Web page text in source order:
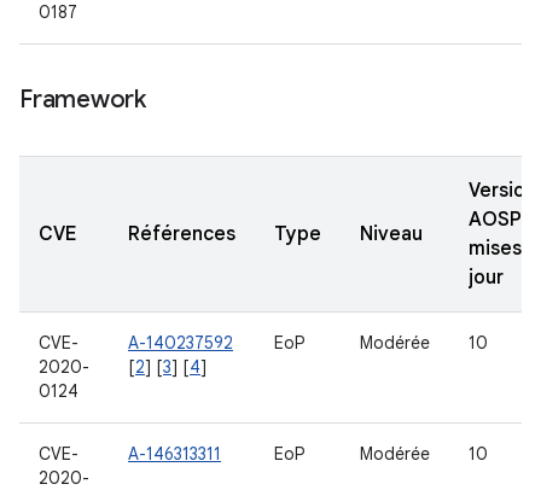
0187
Framework
CVE Références Type Niveau
AOSP
mises à
jour
CVE-
2020-
0124
A-140237592
[2] [3] [4]
EoP Modérée 10
CVE-
2020-
A-146313311 EoP Modérée 10